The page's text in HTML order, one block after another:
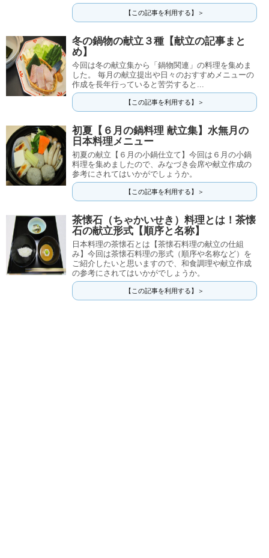
【この記事を利用する】＞
冬の鍋物の献立３種【献立の記事まと
め】
今回は冬の献立集から「鍋物関連」の料理を集めま
した。 毎月の献立提出や日々のおすすめメニューの
作成を長年行っていると苦労すると...
【この記事を利用する】＞
初夏【６月の鍋料理 献立集】水無月の
日本料理メニュー
初夏の献立【６月の小鍋仕立て】今回は６月の小鍋
料理を集めましたので、みなづき会席や献立作成の
参考にされてはいかがでしょうか。
【この記事を利用する】＞
茶懐石（ちゃかいせき）料理とは！茶懐
石の献立形式【順序と名称】
日本料理の茶懐石とは【茶懐石料理の献立の仕組
み】今回は茶懐石料理の形式（順序や名称など）を
ご紹介したいと思いますので、和食調理や献立作成
の参考にされてはいかがでしょうか。
【この記事を利用する】＞